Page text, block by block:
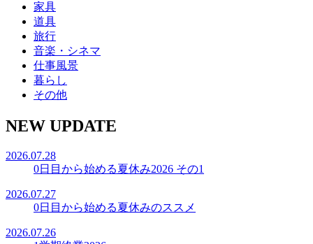
家具
道具
旅行
音楽・シネマ
仕事風景
暮らし
その他
NEW UPDATE
2026.07.28
0日目から始める夏休み2026 その1
2026.07.27
0日目から始める夏休みのススメ
2026.07.26